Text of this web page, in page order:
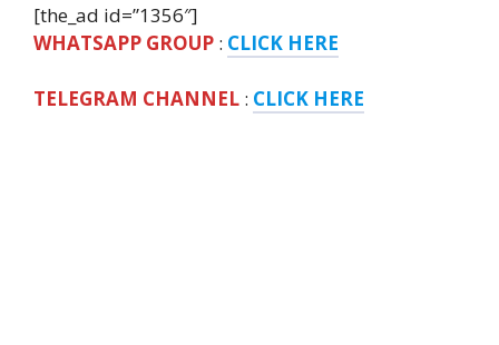
[the_ad id=”1356″]
WHATSAPP GROUP : CLICK HERE
TELEGRAM CHANNEL : CLICK HERE